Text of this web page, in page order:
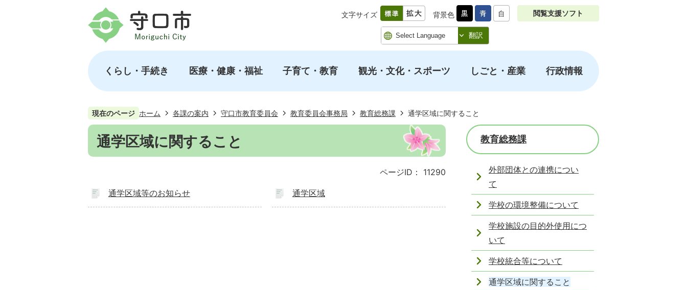
文字サイズ 背景色 閲覧支援ソフト
翻訳
くらし・手続き 医療・健康・福祉 子育て・教育 観光・文化・スポーツ しごと・産業 行政情報
現在のページ ホーム 各課の案内 守口市教育委員会 教育委員会事務局 教育総務課 通学区域に関すること
通学区域に関すること
ページID： 11290
通学区域等のお知らせ 通学区域
教育総務課
外部団体との連携につい
て
学校の環境整備について
学校施設の目的外使用につ
いて
学校統合等について
通学区域に関すること